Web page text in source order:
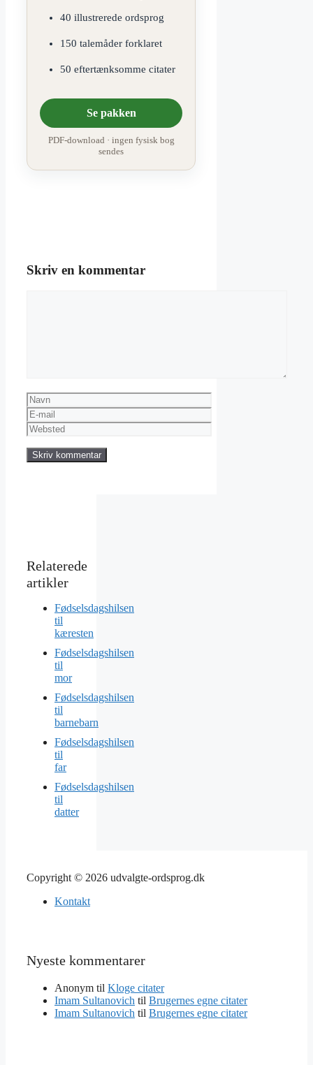
40 illustrerede ordsprog
150 talemåder forklaret
50 eftertænksomme citater
Se pakken
PDF-download · ingen fysisk bog
sendes
Skriv en kommentar
Navn
E-
mail
Websted
Fødselsdagshilsen
til
kæresten
Fødselsdagshilsen
til
mor
Fødselsdagshilsen
til
barnebarn
Fødselsdagshilsen
til
far
Fødselsdagshilsen
til
datter
Copyright © 2026 udvalgte-ordsprog.dk
Kontakt
Nyeste kommentarer
Anonym til Kloge citater
Imam Sultanovich til Brugernes egne citater
Imam Sultanovich til Brugernes egne citater